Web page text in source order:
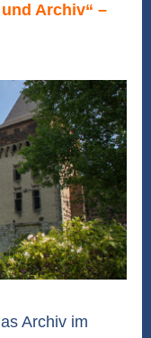
Archiv“ –
Archiv im